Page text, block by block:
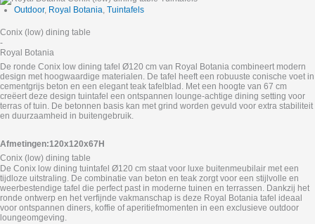
Outdoor, Royal Botania, Tuintafels
Conix (low) dining table
-
Royal Botania
De ronde Conix low dining tafel Ø120 cm van Royal Botania combineert modern
design met hoogwaardige materialen. De tafel heeft een robuuste conische voet in
cementgrijs beton en een elegant teak tafelblad. Met een hoogte van 67 cm
creëert deze design tuintafel een ontspannen lounge-achtige dining setting voor
terras of tuin. De betonnen basis kan met grind worden gevuld voor extra stabiliteit
en duurzaamheid in buitengebruik.
Afmetingen:120x120x67H
Conix (low) dining table
De Conix low dining tuintafel Ø120 cm staat voor luxe buitenmeubilair met een
tijdloze uitstraling. De combinatie van beton en teak zorgt voor een stijlvolle en
weerbestendige tafel die perfect past in moderne tuinen en terrassen. Dankzij het
ronde ontwerp en het verfijnde vakmanschap is deze Royal Botania tafel ideaal
voor ontspannen diners, koffie of aperitiefmomenten in een exclusieve outdoor
loungeomgeving.